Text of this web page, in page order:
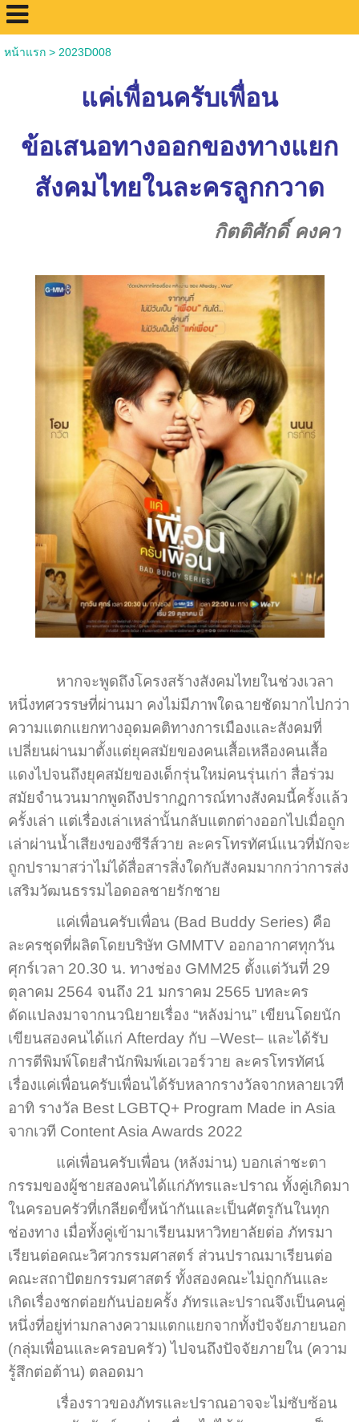
หน้าแรก> 2023D008
แค่เพื่อนครับเพื่อน
ข้อเสนอทางออกของทางแยก
สังคมไทยในละครลูกกวาด
กิตติศักดิ์ คงคา
หากจะพูดถึงโครงสร้างสังคมไทยในช่วงเวลา
หนึ่งทศวรรษที่ผ่านมา คงไม่มีภาพใดฉายชัดมากไปกว่า
ความแตกแยกทางอุดมคติทางการเมืองและสังคมที่
เปลี่ยนผ่านมาตั้งแต่ยุคสมัยของคนเสื้อเหลืองคนเสื้อ
แดงไปจนถึงยุคสมัยของเด็กรุ่นใหม่คนรุ่นเก่า สื่อร่วม
สมัยจำนวนมากพูดถึงปรากฏการณ์ทางสังคมนี้ครั้งแล้ว
ครั้งเล่า แต่เรื่องเล่าเหล่านั้นกลับแตกต่างออกไปเมื่อถูก
เล่าผ่านน้ำเสียงของซีรีส์วาย ละครโทรทัศน์แนวที่มักจะ
ถูกปรามาสว่าไม่ได้สื่อสารสิ่งใดกับสังคมมากกว่าการส่ง
เสริมวัฒนธรรมไอดอลชายรักชาย
แค่เพื่อนครับเพื่อน (Bad Buddy Series) คือ
ละครชุดที่ผลิตโดยบริษัท GMMTV ออกอากาศทุกวัน
ศุกร์เวลา 20.30 น. ทางช่อง GMM25 ตั้งแต่วันที่ 29
ตุลาคม 2564 จนถึง 21 มกราคม 2565 บทละคร
ดัดแปลงมาจากนวนิยายเรื่อง “หลังม่าน” เขียนโดยนัก
เขียนสองคนได้แก่ Afterday กับ –West– และได้รับ
การตีพิมพ์โดยสำนักพิมพ์เอเวอร์วาย ละครโทรทัศน์
เรื่องแค่เพื่อนครับเพื่อนได้รับหลากรางวัลจากหลายเวที
อาทิ รางวัล Best LGBTQ+ Program Made in Asia
จากเวที Content Asia Awards 2022
แค่เพื่อนครับเพื่อน (หลังม่าน) บอกเล่าชะตา
กรรมของผู้ชายสองคนได้แก่ภัทรและปราณ ทั้งคู่เกิดมา
ในครอบครัวที่เกลียดขี้หน้ากันและเป็นศัตรูกันในทุก
ช่องทาง เมื่อทั้งคู่เข้ามาเรียนมหาวิทยาลัยต่อ ภัทรมา
เรียนต่อคณะวิศวกรรมศาสตร์ ส่วนปราณมาเรียนต่อ
คณะสถาปัตยกรรมศาสตร์ ทั้งสองคณะไม่ถูกกันและ
เกิดเรื่องชกต่อยกันบ่อยครั้ง ภัทรและปราณจึงเป็นคนคู่
หนึ่งที่อยู่ท่ามกลางความแตกแยกจากทั้งปัจจัยภายนอก
(กลุ่มเพื่อนและครอบครัว) ไปจนถึงปัจจัยภายใน (ความ
รู้สึกต่อต้าน) ตลอดมา
เรื่องราวของภัทรและปราณอาจจะไม่ซับซ้อน